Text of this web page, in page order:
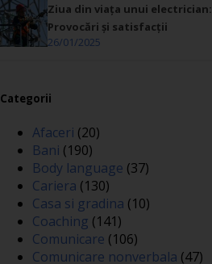
Ziua din viața unui electrician:
Provocări și satisfacții
26/01/2025
Categorii
Afaceri (20)
Bani (190)
Body language (37)
Cariera (130)
Casa si gradina (10)
Coaching (141)
Comunicare (106)
Comunicare nonverbala (47)